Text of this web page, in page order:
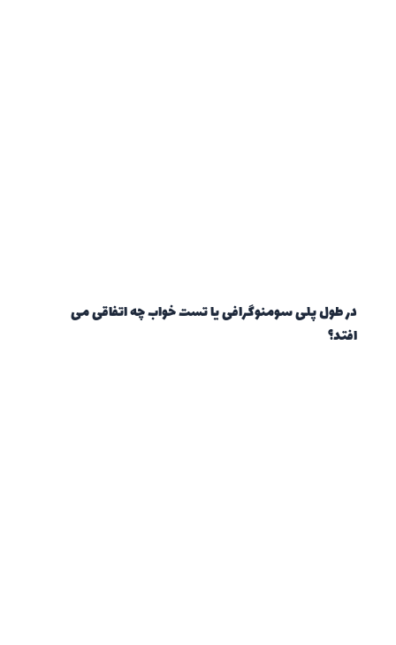
در طول پلی سومنوگرافی یا تست خواب چه اتفاقی می
افتد؟